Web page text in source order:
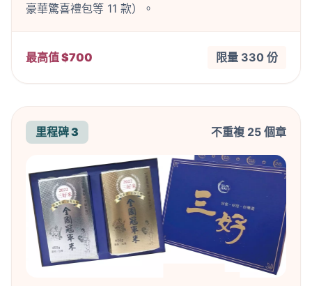
豪華驚喜禮包等 11 款）。
最高值 $700 限量 330 份
里程碑 3 不重複 25 個章